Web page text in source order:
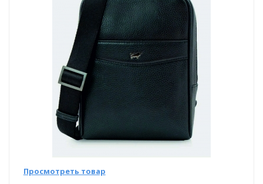
Просмотреть товар